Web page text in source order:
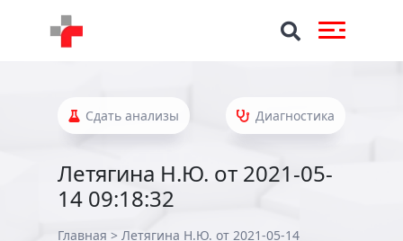
Сдать анализы Диагностика
Летягина Н.Ю. от 2021-05-
14 09:18:32
Главная > Летягина Н.Ю. от 2021-05-14